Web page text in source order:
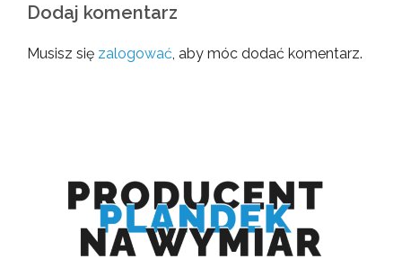
Dodaj komentarz
Musisz się zalogować, aby móc dodać komentarz.